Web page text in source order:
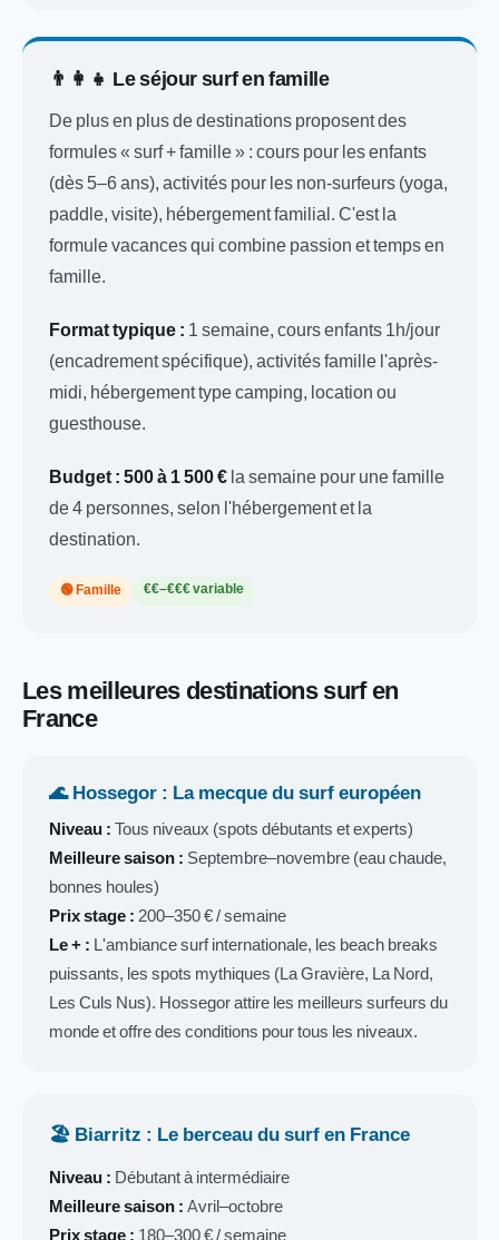
👨‍👩‍👧 Le séjour surf en famille
De plus en plus de destinations proposent des
formules « surf + famille » : cours pour les enfants
(dès 5–6 ans), activités pour les non-surfeurs (yoga,
paddle, visite), hébergement familial. C'est la
formule vacances qui combine passion et temps en
famille.
Format typique : 1 semaine, cours enfants 1h/jour
(encadrement spécifique), activités famille l'après-
midi, hébergement type camping, location ou
guesthouse.
Budget :500 à 1 500 €la semaine pour une famille
de 4 personnes, selon l'hébergement et la
destination.
🟢 Famille €€–€€€ variable
Les meilleures destinations surf en
France
🌊 Hossegor : La mecque du surf européen
Niveau : Tous niveaux (spots débutants et experts)
Meilleure saison : Septembre–novembre (eau chaude,
bonnes houles)
Prix stage : 200–350 € / semaine
Le + : L'ambiance surf internationale, les beach breaks
puissants, les spots mythiques (La Gravière, La Nord,
Les Culs Nus). Hossegor attire les meilleurs surfeurs du
monde et offre des conditions pour tous les niveaux.
🏖️ Biarritz : Le berceau du surf en France
Niveau : Débutant à intermédiaire
Meilleure saison : Avril–octobre
Prix stage : 180–300 € / semaine